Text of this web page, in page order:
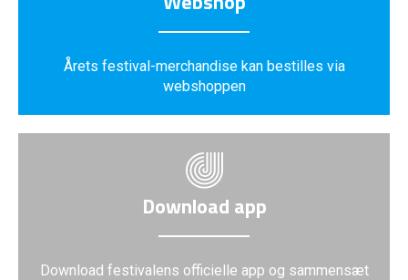
Årets festival-merchandise kan bestilles via
webshoppen
Download app
Download festivalens officielle app og sammensæt